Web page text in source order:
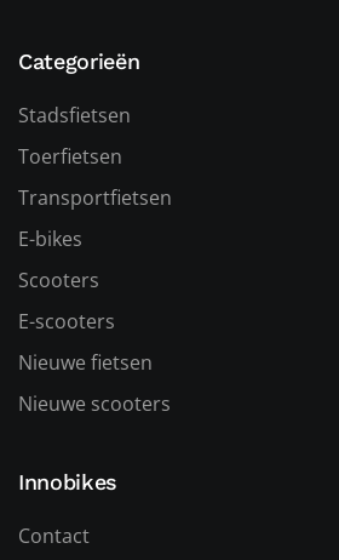
Categorieën
Stadsfietsen
Toerfietsen
Transportfietsen
E-bikes
Scooters
E-scooters
Nieuwe fietsen
Nieuwe scooters
Innobikes
Contact